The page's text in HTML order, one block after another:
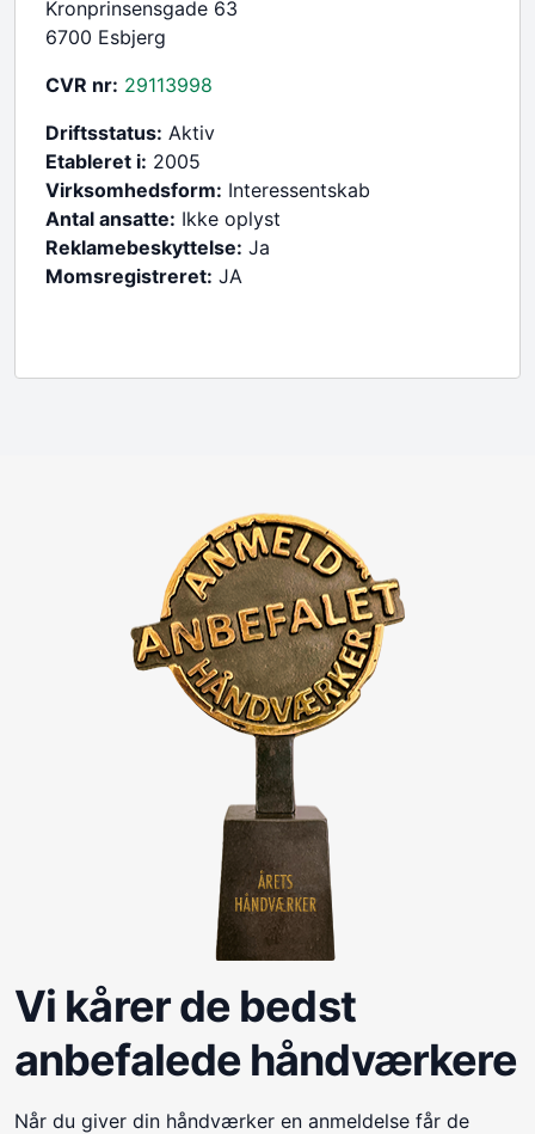
Kronprinsensgade 63
6700 Esbjerg
CVR nr: 29113998
Driftsstatus: Aktiv
Etableret i: 2005
Virksomhedsform: Interessentskab
Antal ansatte: Ikke oplyst
Reklamebeskyttelse: Ja
Momsregistreret: JA
Vi kårer de bedst
anbefalede håndværkere
Når du giver din håndværker en anmeldelse får de